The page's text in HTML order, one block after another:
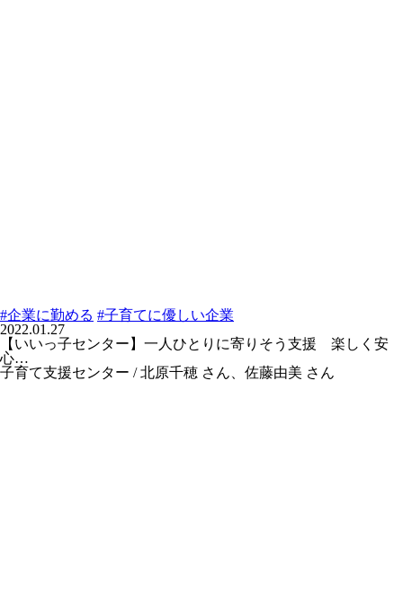
#企業に勤める #子育てに優しい企業
2022.01.27
【いいっ子センター】一人ひとりに寄りそう支援 楽しく安
心…
子育て支援センター / 北原千穂 さん、佐藤由美 さん